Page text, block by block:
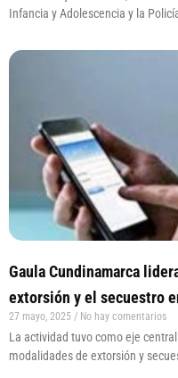
Infancia y Adolescencia y la
Gaula Cundinamarca
extorsión y el secuestro
27 mayo, 2025 No hay comentarios
La actividad tuvo como eje
modalidades de extorsión y